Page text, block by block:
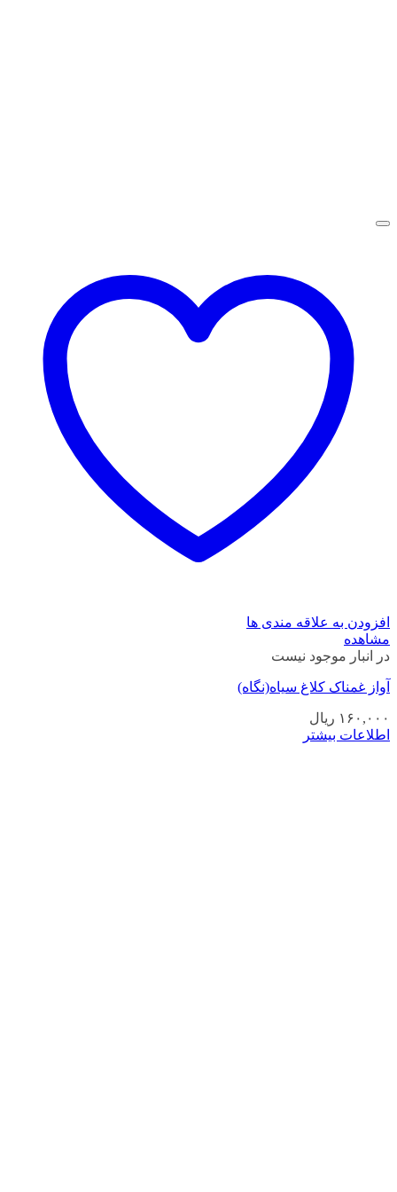
افزودن به علاقه مندی ها
مشاهده
در انبار موجود نیست
آواز غمناک کلاغ سیاه(نگاه)
۱۶۰,۰۰۰ ریال
اطلاعات بیشتر